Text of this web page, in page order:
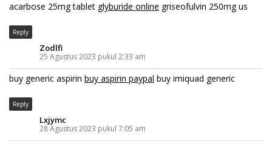
acarbose 25mg tablet glyburide online griseofulvin 250mg us
Reply
Zodlfi
25 Agustus 2023 pukul 2:33 am
buy generic aspirin buy aspirin paypal buy imiquad generic
Reply
Lxjymc
28 Agustus 2023 pukul 7:05 am